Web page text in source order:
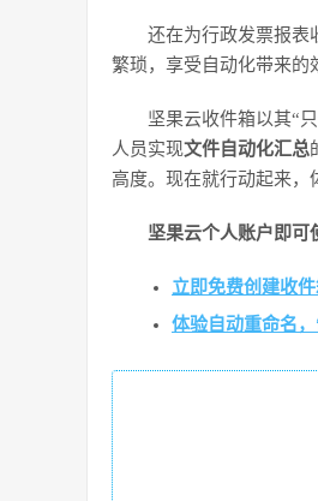
还在为行政发票报表
繁琐，享受自动化带来的
坚果云收件箱以其“
人员实现文件自动化汇总
高度。现在就行动起来，
坚果云个人账户即可
立即免费创建收
体验自动重命名